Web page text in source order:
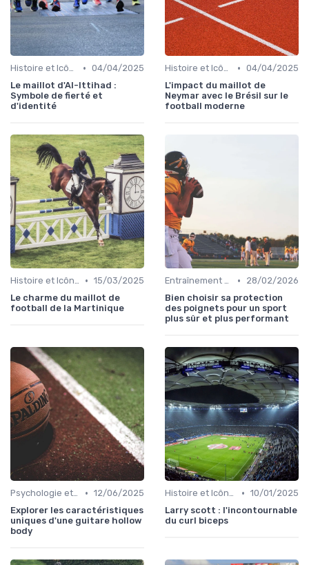
Histoire et Icônes du Sport • 04/04/2025
Le maillot d'Al-Ittihad :
Symbole de fierté et
d'identité
Histoire et Icônes du Sport • 04/04/2025
L'impact du maillot de
Neymar avec le Brésil sur le
football moderne
Histoire et Icônes du Sport • 15/03/2025
Le charme du maillot de
football de la Martinique
Entraînement et Techniques •
28/02/2026
Bien choisir sa protection
des poignets pour un sport
plus sûr et plus performant
Psychologie et Motivation Sportive • 12/06/2025
Explorer les caractéristiques
uniques d'une guitare hollow
body
Histoire et Icônes du Sport • 10/01/2025
Larry scott : l'incontournable
du curl biceps